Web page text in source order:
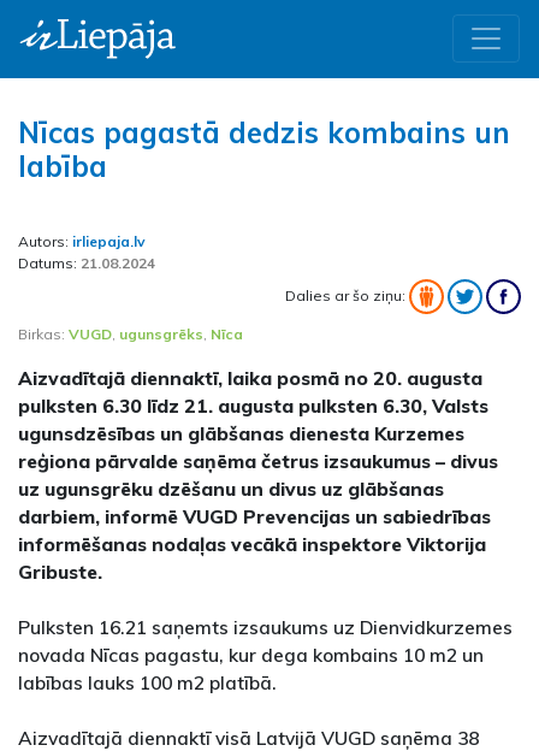
Nīcas pagastā dedzis kombains un
labība
Autors: irliepaja.lv
Datums: 21.08.2024
Dalies ar šo ziņu:
Birkas: VUGD ugunsgrēks Nīca
Aizvadītajā diennaktī, laika posmā no 20. augusta
pulksten 6.30 līdz 21. augusta pulksten 6.30, Valsts
ugunsdzēsības un glābšanas dienesta Kurzemes
reģiona pārvalde saņēma četrus izsaukumus – divus
uz ugunsgrēku dzēšanu un divus uz glābšanas
darbiem, informē VUGD Prevencijas un sabiedrības
informēšanas nodaļas vecākā inspektore Viktorija
Gribuste.
Pulksten 16.21 saņemts izsaukums uz Dienvidkurzemes
novada Nīcas pagastu, kur dega kombains 10 m2 un
labības lauks 100 m2 platībā.
Aizvadītajā diennaktī visā Latvijā VUGD saņēma 38